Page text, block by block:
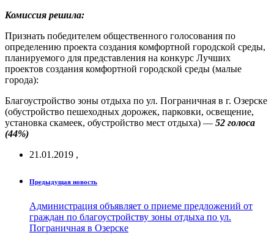
Комиссия решила:
Признать победителем общественного голосования по
определению проекта создания комфортной городской среды,
планируемого для представления на конкурс Лучших
проектов создания комфортной городской среды (малые
города):
Благоустройство зоны отдыха по ул. Пограничная в г. Озерске
(обустройство пешеходных дорожек, парковки, освещение,
установка скамеек, обустройство мест отдыха) — 52 голоса
(44%)
21.01.2019 ,
Предыдущая новость
Администрация объявляет о приеме предложений от
граждан по благоустройству зоны отдыха по ул.
Пограничная в Озерске